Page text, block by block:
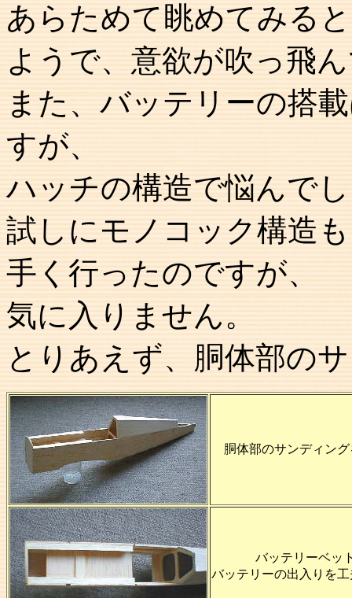
あらためて眺めてみる
ようで、意欲が吹っ飛
また、バッテリーの搭
すが、
ハッチの構造で悩んで
試しにモノコック構造
手く行ったのですが、
気に入りません。
とりあえず、胴体部の
胴体部のサンディン
バッテリーベッ
バッテリーの出入りを